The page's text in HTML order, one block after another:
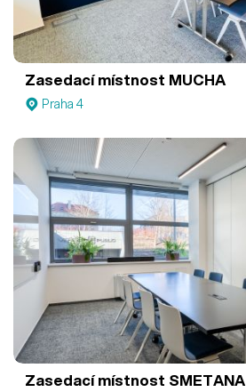
Zasedací místnost MUCHA
Praha 4
Zasedací místnost SMETANA